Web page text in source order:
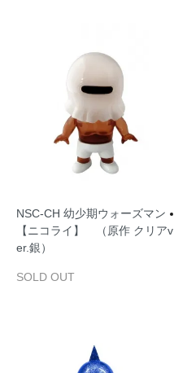
NSC‐CH 幼少期ウォーズマン
【ニコライ】 （原作 クリアv
er.銀）
SOLD OUT